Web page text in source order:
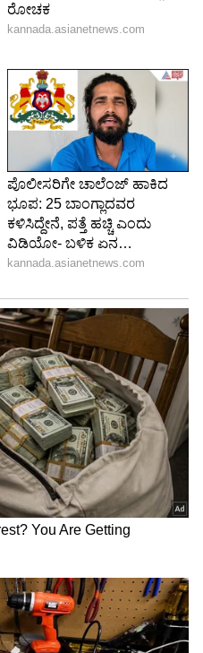
ಮಾಲಿಂಗ, ಮುಂಬೈ
ಆಗುವಲ್ಲಿ
ಮುಂಬೈ
ಬರೋಬ್ಬರಿ
ಐಪಿಎಲ್‌ನಲ್ಲಿ ಗರಿಷ್ಠ
ದಾಖಲೆಯನ್ನು